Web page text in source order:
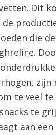
Dit
die
zijn
te veel
te
aan een